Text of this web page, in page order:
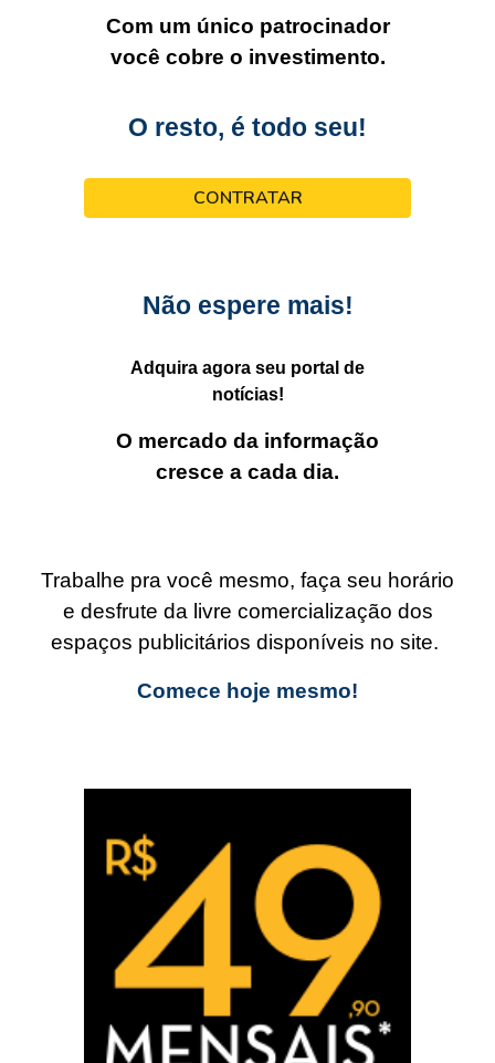
Com um único patrocinador
você cobre o investimento.
O resto, é todo seu!
CONTRATAR
Não espere mais!
Adquira agora seu portal de
notícias!
O mercado da informação
cresce a cada dia.
Trabalhe pra você mesmo, faça seu horário
e desfrute da livre comercialização dos
espaços publicitários disponíveis no site.
Comece hoje mesmo!